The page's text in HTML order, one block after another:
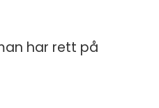
har rett på